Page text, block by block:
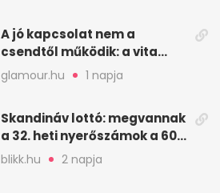
A jó kapcsolat nem a
csendtől működik: a vita
néha egészséges jel
glamour.hu 1 napja
Skandináv lottó: megvannak
a 32. heti nyerőszámok a 600
milliós játékhoz
blikk.hu 2 napja